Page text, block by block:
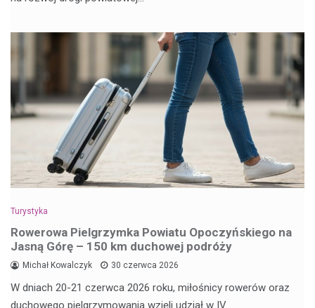
Turystyka
Rowerowa Pielgrzymka Powiatu Opoczyńskiego na
Jasną Górę – 150 km duchowej podróży
Michał Kowalczyk 30 czerwca 2026
W dniach 20-21 czerwca 2026 roku, miłośnicy rowerów oraz
duchowego pielgrzymowania wzięli udział w IV…